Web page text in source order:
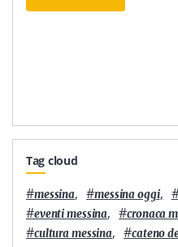
Tag cloud
#messina, #messina oggi,
#eventi messina, #cronaca
#cultura messina, #cateno